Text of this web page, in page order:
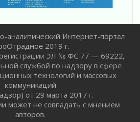
Интернет-портал
2019 г.
ЭЛ № ФС 77 — 69222,
службой по надзору в сфере
технологий и массовых
коммуникаций
от 29 марта 2017 г.
может не совпадать с мнением
авторов.